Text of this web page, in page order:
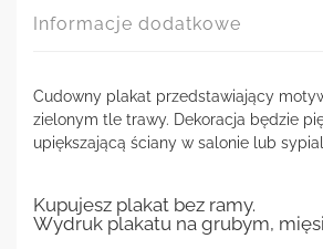
Informacje dodatkowe
Cudowny plakat przedstawiający
zielonym tle trawy. Dekoracja będzie
upiększającą ściany w salonie lub
Kupujesz plakat bez ramy.
Wydruk plakatu na grubym,